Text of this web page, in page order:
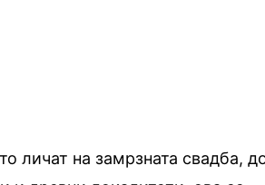
личат на замрзната свадба,